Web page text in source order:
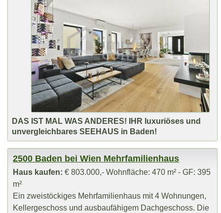
DAS IST MAL WAS ANDERES! IHR luxuriöses und
unvergleichbares SEEHAUS in Baden!
2500 Baden bei Wien Mehrfamilienhaus
Haus kaufen: € 803.000,- Wohnfläche: 470 m² - GF: 395
m²
Ein zweistöckiges Mehrfamilienhaus mit 4 Wohnungen,
Kellergeschoss und ausbaufähigem Dachgeschoss. Die